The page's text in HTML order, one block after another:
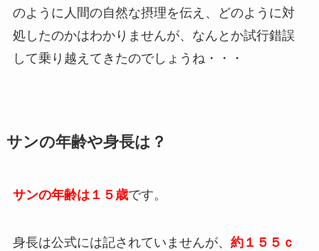
のように人間の自然な摂理を伝え、どのように対
処したのかはわかりませんが、なんとか試行錯誤
して乗り越えてきたのでしょうね・・・
サンの年齢や身長は？
サンの年齢は１５歳です。
身長は公式には記されていませんが、 約１５５ｃ